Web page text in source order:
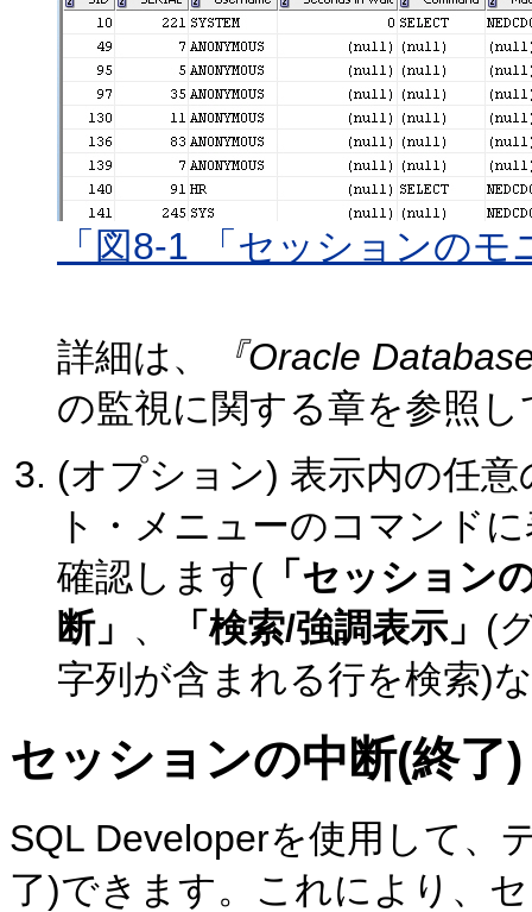
「図8-1 「セッションの
詳細は、
『Oracle
の監視に関する章を参照
(オプション) 表示内の任
ト・メニューのコマンド
確認します( 「セッション
断」 、 「検索/強調表示」 (
字列が含まれる行を検索)
セッションの中断(終了)
SQL Developerを使用して、
了)できます。これにより、